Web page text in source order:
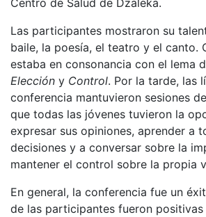
Las participantes mostraron su
baile, la poesía, el teatro y el canto.
estaba en consonancia con el lema
Elección y Control. Por la tarde, las
conferencia mantuvieron sesiones
que todas las jóvenes tuvieron la
expresar sus opiniones, aprender a
decisiones y a conversar sobre la
mantener el control sobre la propia
En general, la conferencia fue un
de las participantes fueron positivas